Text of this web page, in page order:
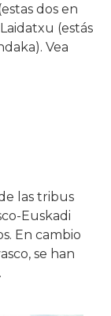
dos en
(estás
Vea
las tribus
Euskadi
En cambio
se han